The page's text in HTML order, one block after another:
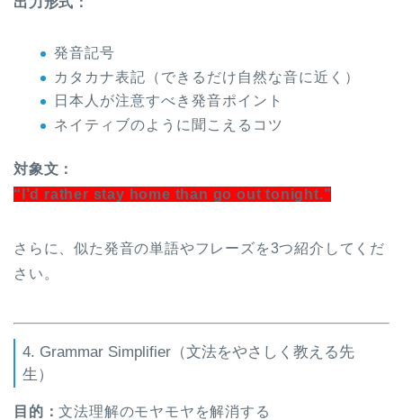
発音記号
カタカナ表記（できるだけ自然な音に近く）
日本人が注意すべき発音ポイント
ネイティブのように聞こえるコツ
対象文：
“I’d rather stay home than go out tonight.”
さらに、似た発音の単語やフレーズを3つ紹介してくだ
さい。
4. Grammar Simplifier（文法をやさしく教える先
生）
目的：文法理解のモヤモヤを解消する